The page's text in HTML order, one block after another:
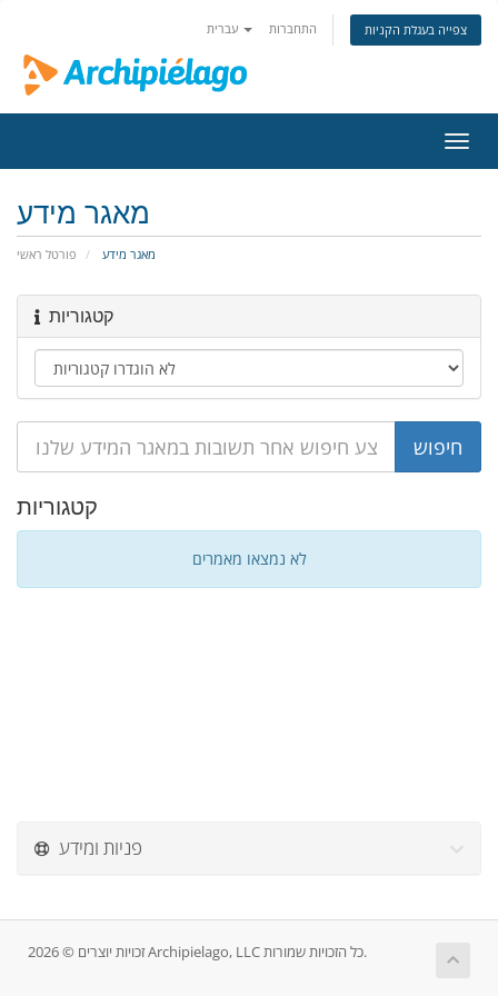
התחברות צפייה בעגלת הקניות
ניווט
מאגר מידע
פורטל ראשי מאגר מידע
קטגוריות
קטגוריות
לא נמצאו מאמרים
פניות ומידע
זכויות יוצרים © 2026 Archipielago, LLC כל הזכויות שמורות.